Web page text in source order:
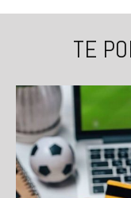
TE